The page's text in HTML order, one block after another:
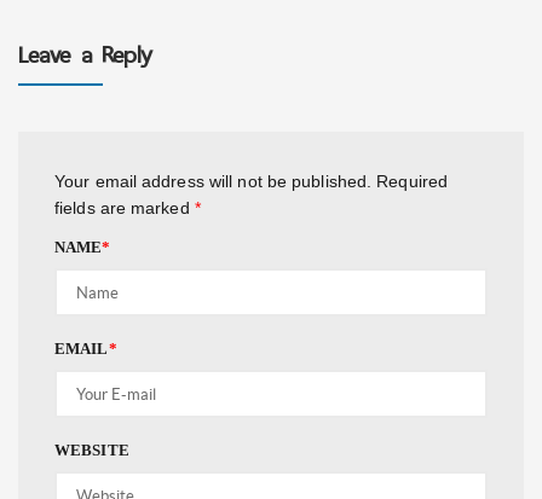
Leave a Reply
Your email address will not be published. Required
fields are marked *
NAME*
EMAIL*
WEBSITE